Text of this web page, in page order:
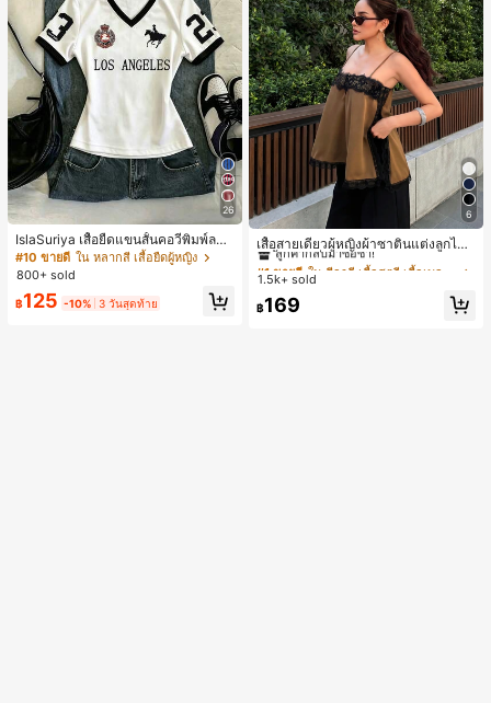
26
IslaSuriya เสื้อยืดแขนสั้นคอวีพิมพ์ลาย
สีตัดกันสำหรับผู้หญิง
#10 ขายดี ใน หลากสี เสื้อยืดผู้หญิง
800+ sold
฿125 -10% 3 วันสุดท้าย
6
เสื้อสายเดี่ยวผู้หญิงผ้าซาตินแต่งลูกไม้
- เสื้อสายเดี่ยวฤดูร้อนสีคากีมีรอยผ่าด้า
นข้างที่น่าดึงดูดแบบสบายๆ
#1 ขายดี
ใน สีกากี เสื้อสตรี เสื้อเบลาส์ & Tee
ลูกค้ากลับมาซื้อซ้ำ!
#1 ขายดี
ลูกค้ากลับมาซื้อซ้ำ!
#1 ขายดี
ลูกค้ากลับมาซื้อซ้ำ!
#1 ขายดี
ใน สีกากี เสื้อสตรี เสื้อเบลาส์ & Tee
1.5k+ sold
฿169